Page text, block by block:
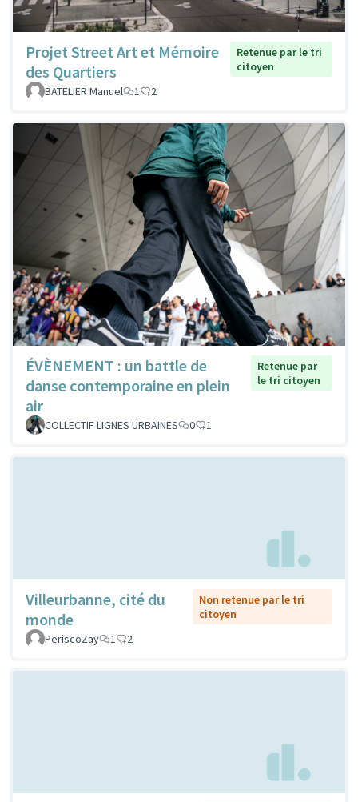
Projet Street Art et Mémoire
des Quartiers
Retenue par le tri
citoyen
BATELIER Manuel
1 2
ÉVÈNEMENT : un battle de
danse contemporaine en plein
air
Retenue par
le tri citoyen
COLLECTIF LIGNES URBAINES 0 1
Villeurbanne, cité du
monde
Non retenue par le tri
citoyen
PeriscoZay
1 2